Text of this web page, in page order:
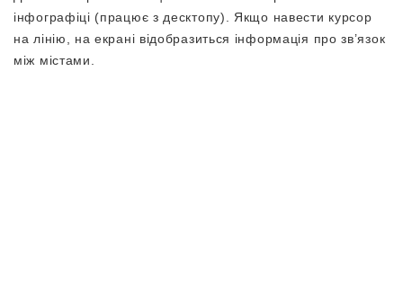
інфографіці (працює з десктопу). Якщо навести курсор
на лінію, на екрані відобразиться інформація про зв’язок
між містами.